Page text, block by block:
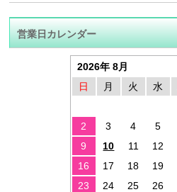
営業日カレンダー
2026年 8月
日
月 火 水
2
3 4 5
9
10 11 12
16
17 18 19
23
24 25 26